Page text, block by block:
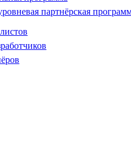
партнёрская